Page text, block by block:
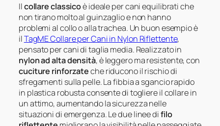
Ilcollare classicoè ideale per cani equilibrati che
non tirano molto al guinzaglio e non hanno
problemi al collo o alla trachea. Un buon esempio è
ilTagME Collare per Cani in Nylon Riflettente,
pensato per cani di taglia media. Realizzato in
nylon ad alta densità, è leggero ma resistente, con
cuciture rinforzateche riducono il rischio di
sfregamenti sulla pelle. La fibbia a sgancio rapido
in plastica robusta consente di togliere il collare in
un attimo, aumentando la sicurezza nelle
situazioni di emergenza. Le due linee difilo